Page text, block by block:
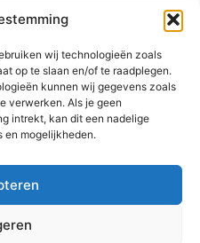
wij technologieën zoals
op te slaan en/of te raadplegen.
kunnen wij gegevens zoals
verwerken. Als je geen
intrekt, kan dit een nadelige
en mogelijkheden.
Veelgestelde
vragen
Bekijk ons werk